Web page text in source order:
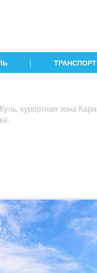
| ТРАНСПОРТ
курортная зона